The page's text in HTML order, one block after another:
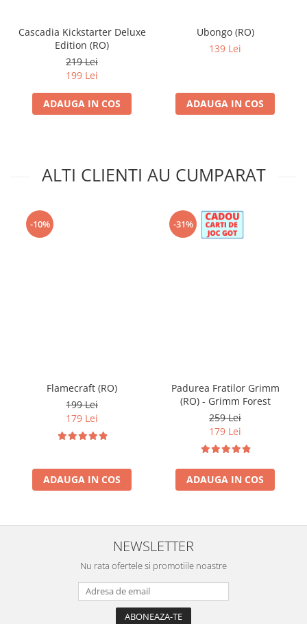
Cascadia Kickstarter Deluxe
Edition (RO)
219 Lei
199 Lei
ADAUGA IN COS
Ubongo (RO)
139 Lei
ADAUGA IN COS
ALTI CLIENTI AU CUMPARAT
-10%
Flamecraft (RO)
199 Lei
179 Lei
ADAUGA IN COS
-31%
Padurea Fratilor Grimm
(RO) - Grimm Forest
259 Lei
179 Lei
ADAUGA IN COS
NEWSLETTER
Nu rata ofertele si promotiile noastre